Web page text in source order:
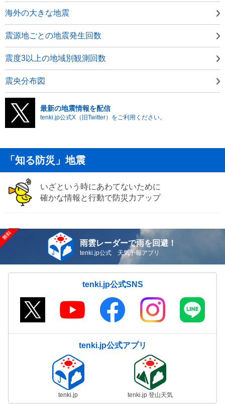
海外の大きな地震
震源地ごとの地震発生回数
震度3以上の地域別観測回数
震央分布図
最新の地震情報を配信
tenki.jp公式X（旧Twitter）をご利用ください。
「知る防災」地震
いざという時にあわてないために
確かな情報と行動で防災力アップ
雨雲レーダーで雨を回避！
tenki.jp公式 天気予報アプリ
tenki.jp公式SNS
tenki.jp公式アプリ
tenki.jp tenki.jp 登山天気